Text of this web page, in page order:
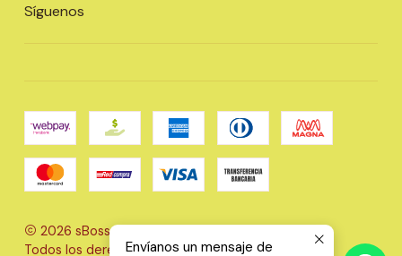
Síguenos
2026 sBoss Ltda..
Todos los derechos reservados.Desarrollado por
Envíanos un mensaje de